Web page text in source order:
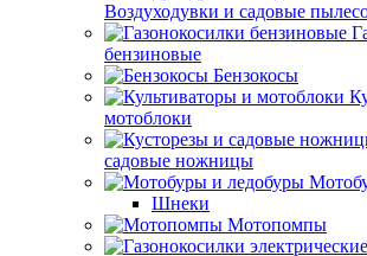
Воздуходувки и садовые
бензиновые
Бензокосы
мотоблоки
садовые ножницы
Шнеки
Мотопомпы